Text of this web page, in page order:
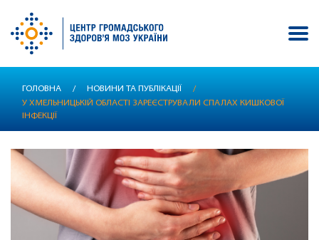
основного
ГОЛОВНА / НОВИНИ ТА ПУБЛІКАЦІЇ
/
У ХМЕЛЬНИЦЬКІЙ ОБЛАСТІ ЗАРЕЄСТРУВАЛИ СПАЛАХ КИШКОВОЇ
ІНФЕКЦІЇ